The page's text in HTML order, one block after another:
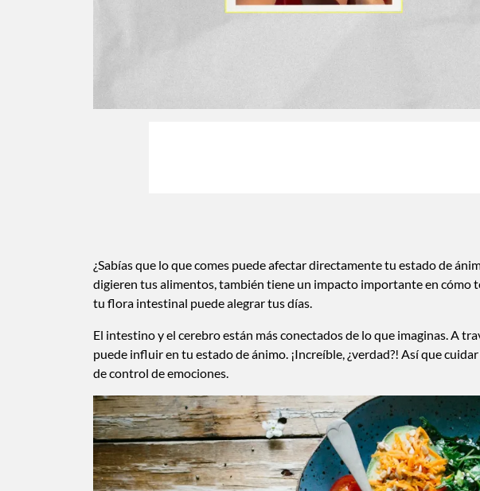
¿Sabías que lo que comes puede afectar directamente tu estado de
digieren tus alimentos, también tiene un impacto importante en cómo
tu flora intestinal puede alegrar tus días.
El intestino y el cerebro están más conectados de lo que imaginas. A
puede influir en tu estado de ánimo. ¡Increíble, ¿verdad?! Así que
de control de emociones.